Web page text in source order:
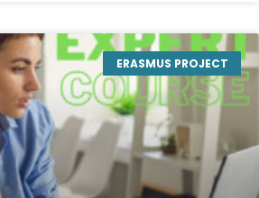
ERASMUS PROJECT